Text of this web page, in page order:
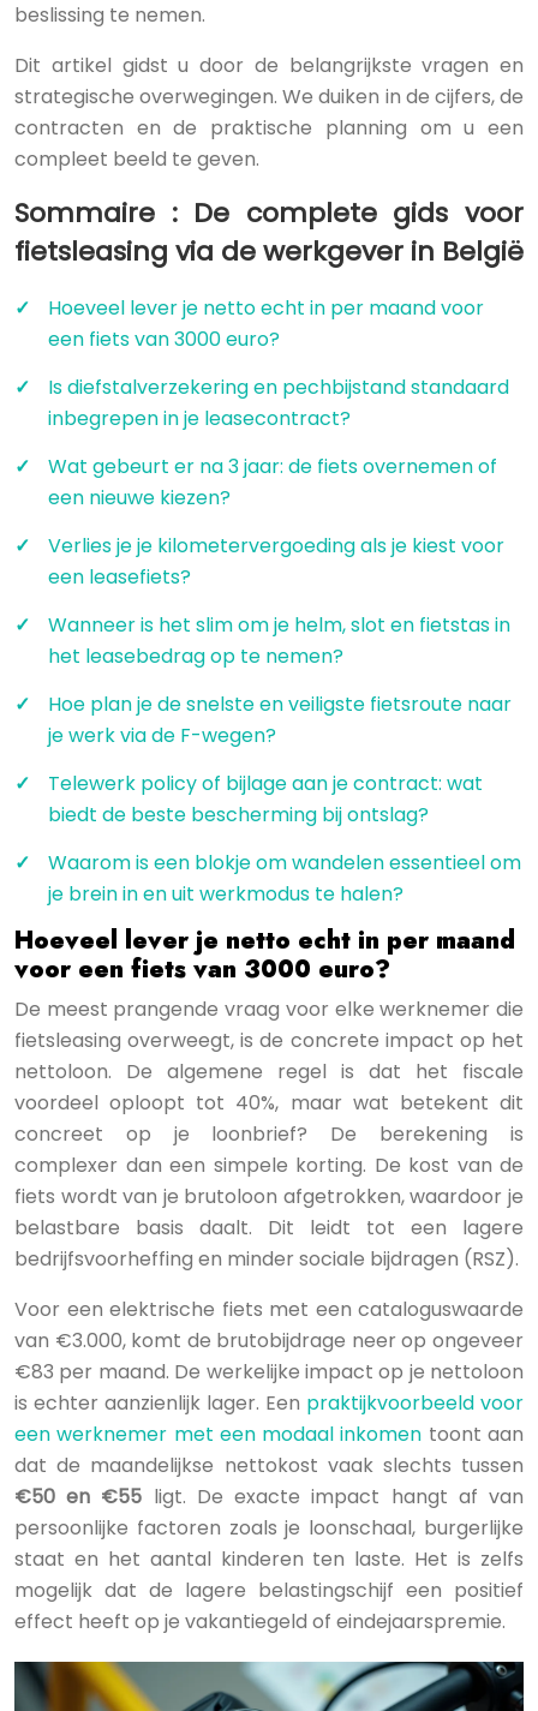
beslissing te nemen.
Dit artikel gidst u door de belangrijkste vragen en
strategische overwegingen. We duiken in de cijfers, de
contracten en de praktische planning om u een
compleet beeld te geven.
Sommaire : De complete gids voor
fietsleasing via de werkgever in België
Hoeveel lever je netto echt in per maand voor
een fiets van 3000 euro?
Is diefstalverzekering en pechbijstand standaard
inbegrepen in je leasecontract?
Wat gebeurt er na 3 jaar: de fiets overnemen of
een nieuwe kiezen?
Verlies je je kilometervergoeding als je kiest voor
een leasefiets?
Wanneer is het slim om je helm, slot en fietstas in
het leasebedrag op te nemen?
Hoe plan je de snelste en veiligste fietsroute naar
je werk via de F-wegen?
Telewerk policy of bijlage aan je contract: wat
biedt de beste bescherming bij ontslag?
Waarom is een blokje om wandelen essentieel om
je brein in en uit werkmodus te halen?
Hoeveel lever je netto echt in per maand
voor een fiets van 3000 euro?
De meest prangende vraag voor elke werknemer die
fietsleasing overweegt, is de concrete impact op het
nettoloon. De algemene regel is dat het fiscale
voordeel oploopt tot 40%, maar wat betekent dit
concreet op je loonbrief? De berekening is
complexer dan een simpele korting. De kost van de
fiets wordt van je brutoloon afgetrokken, waardoor je
belastbare basis daalt. Dit leidt tot een lagere
bedrijfsvoorheffing en minder sociale bijdragen (RSZ).
Voor een elektrische fiets met een cataloguswaarde
van €3.000, komt de brutobijdrage neer op ongeveer
€83 per maand. De werkelijke impact op je nettoloon
is echter aanzienlijk lager. Een praktijkvoorbeeld voor
een werknemer met een modaal inkomen toont aan
dat de maandelijkse nettokost vaak slechts tussen
€50 en €55 ligt. De exacte impact hangt af van
persoonlijke factoren zoals je loonschaal, burgerlijke
staat en het aantal kinderen ten laste. Het is zelfs
mogelijk dat de lagere belastingschijf een positief
effect heeft op je vakantiegeld of eindejaarspremie.